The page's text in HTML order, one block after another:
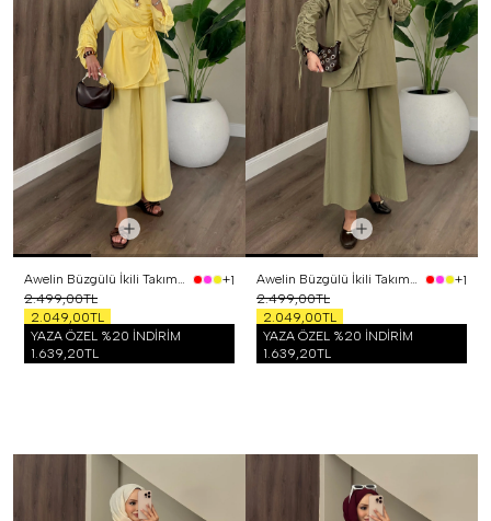
Awelin Büzgülü İkili Takım Sarı
+1
2.499,00TL
2.049,00TL
YAZA ÖZEL %20 İNDİRİM
1.639,20TL
Awelin Büzgülü İkili Takım Yeşil
+1
2.499,00TL
2.049,00TL
YAZA ÖZEL %20 İNDİRİM
1.639,20TL